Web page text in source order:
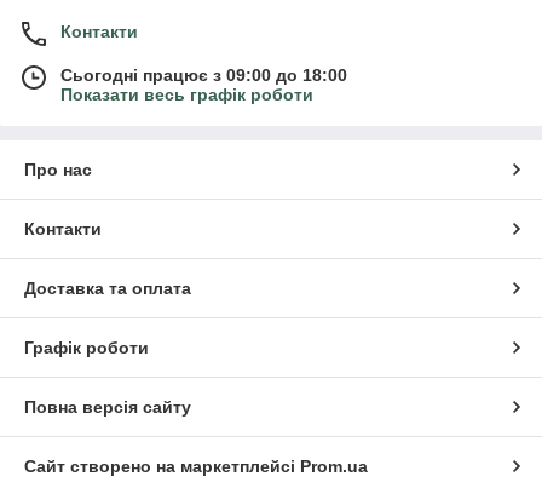
Контакти
Сьогодні працює з 09:00 до 18:00
Показати весь графік роботи
Про нас
Контакти
Доставка та оплата
Графік роботи
Повна версія сайту
Сайт створено на маркетплейсі Prom.ua